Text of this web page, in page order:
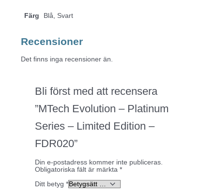
Färg Blå, Svart
Recensioner
Det finns inga recensioner än.
Bli först med att recensera
”MTech Evolution – Platinum
Series – Limited Edition –
FDR020”
Din e-postadress kommer inte publiceras.
Obligatoriska fält är märkta *
Ditt betyg *